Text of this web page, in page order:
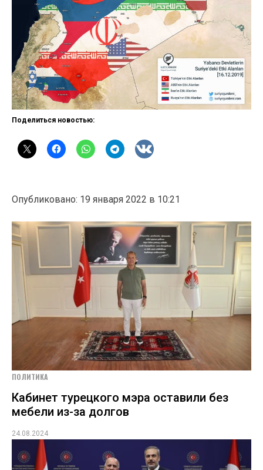
Поделиться новостью:
Опубликовано: 19 января 2022 в 10:21
ПОЛИТИКА
Кабинет турецкого мэра оставили без
мебели из-за долгов
24.08.2024